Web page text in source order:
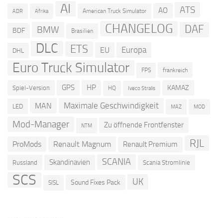
ADR Afrika AI American Truck Simulator AO ATS
BDF BMW Brasilien CHANGELOG DAF
DHL DLC ETS EU Europa
Euro Truck Simulator FPS frankreich
Spiel-Version GPS HP HQ Iveco Stralis KAMAZ
LED MAN Maximale Geschwindigkeit MAZ MOD
Mod-Manager NTM Zu öffnende Frontfenster
ProMods Renault Magnum Renault Premium RJL
Russland Skandinavien SCANIA Scania Stromlinie
SCS SISL Sound Fixes Pack UK